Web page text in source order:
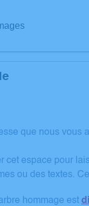
que nous
cet espace pour
ou des textes.
hommage est